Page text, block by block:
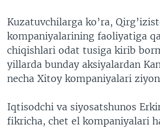
Kuzatuvchilarga ko’ra,
kompaniyalarining faoliyatiga
chiqishlari odat tusiga kirib
yillarda bunday aksiyalardan
necha Xitoy kompaniyalari
Iqtisodchi va siyosatshunos
fikricha, chet el kompaniyalari